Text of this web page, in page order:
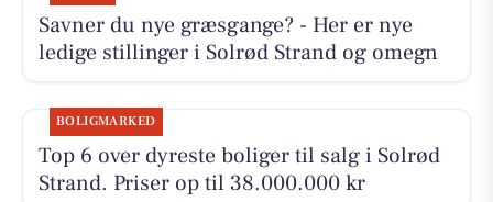
Savner du nye græsgange? - Her er nye
ledige stillinger i Solrød Strand og omegn
BOLIGMARKED
Top 6 over dyreste boliger til salg i Solrød
Strand. Priser op til 38.000.000 kr